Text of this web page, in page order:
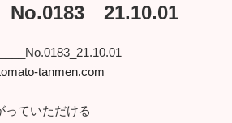
No.0183 21.10.01
tanmen.com
ていただける